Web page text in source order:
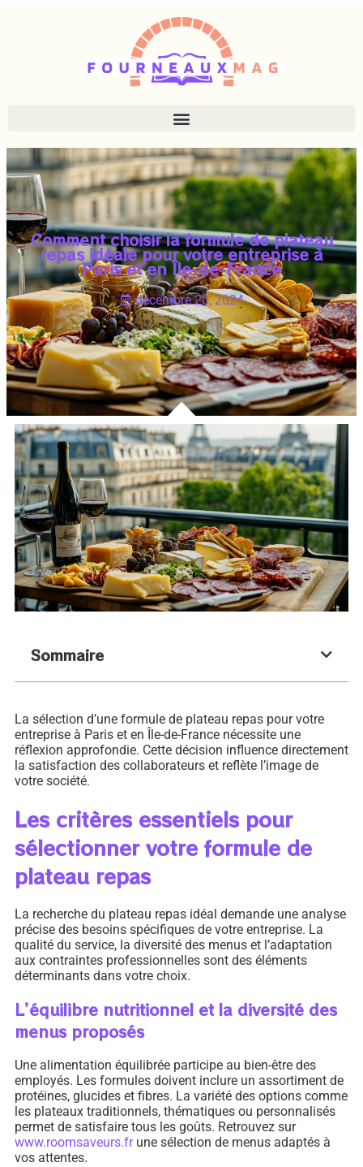
Comment choisir la formule de plateau
repas idéale pour votre entreprise à
Paris et en Île-de-France
décembre 20, 2024
Sommaire
La sélection d’une formule de plateau repas pour votre
entreprise à Paris et en Île-de-France nécessite une
réflexion approfondie. Cette décision influence directement
la satisfaction des collaborateurs et reflète l’image de
votre société.
Les critères essentiels pour
sélectionner votre formule de
plateau repas
La recherche du plateau repas idéal demande une analyse
précise des besoins spécifiques de votre entreprise. La
qualité du service, la diversité des menus et l’adaptation
aux contraintes professionnelles sont des éléments
déterminants dans votre choix.
L’équilibre nutritionnel et la diversité des
menus proposés
Une alimentation équilibrée participe au bien-être des
employés. Les formules doivent inclure un assortiment de
protéines, glucides et fibres. La variété des options comme
les plateaux traditionnels, thématiques ou personnalisés
permet de satisfaire tous les goûts. Retrouvez sur
www.roomsaveurs.frune sélection de menus adaptés à
vos attentes.